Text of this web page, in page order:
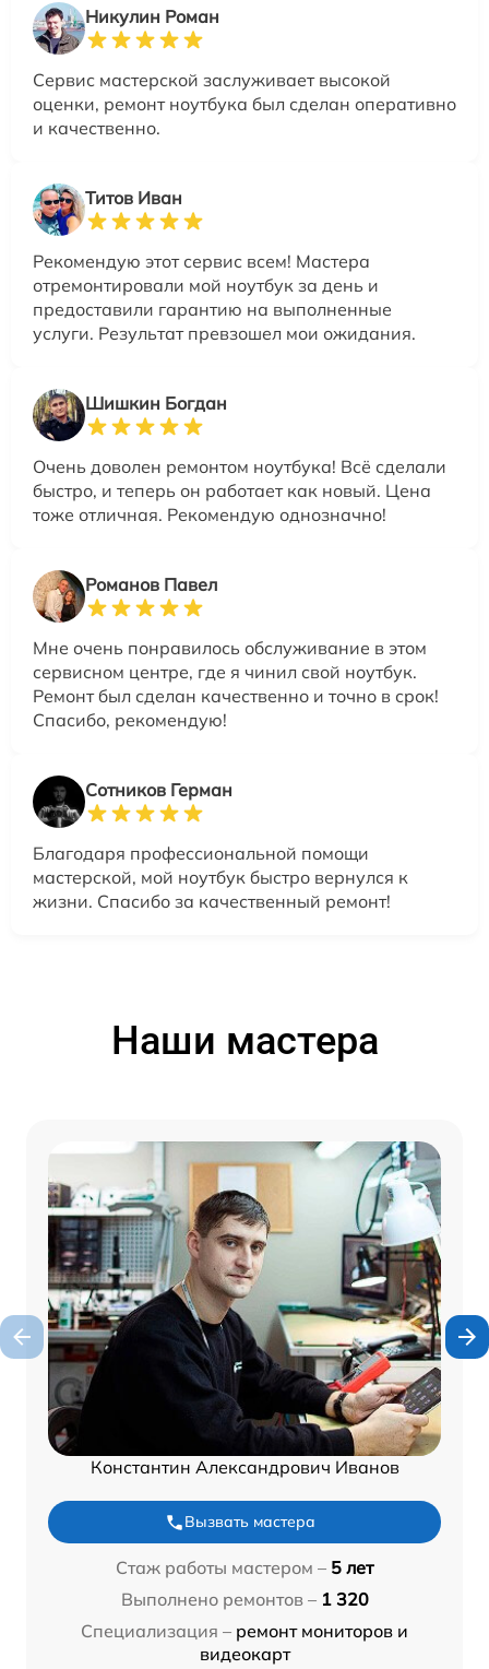
Никулин Роман
Сервис мастерской заслуживает высокой
оценки, ремонт ноутбука был сделан оперативно
и качественно.
Титов Иван
Рекомендую этот сервис всем! Мастера
отремонтировали мой ноутбук за день и
предоставили гарантию на выполненные
услуги. Результат превзошел мои ожидания.
Шишкин Богдан
Очень доволен ремонтом ноутбука! Всё сделали
быстро, и теперь он работает как новый. Цена
тоже отличная. Рекомендую однозначно!
Романов Павел
Мне очень понравилось обслуживание в этом
сервисном центре, где я чинил свой ноутбук.
Ремонт был сделан качественно и точно в срок!
Спасибо, рекомендую!
Сотников Герман
Благодаря профессиональной помощи
мастерской, мой ноутбук быстро вернулся к
жизни. Спасибо за качественный ремонт!
Наши мастера
Константин Александрович Иванов
Вызвать мастера
Стаж работы мастером – 5 лет
Выполнено ремонтов – 1 320
Специализация – ремонт мониторов и
видеокарт